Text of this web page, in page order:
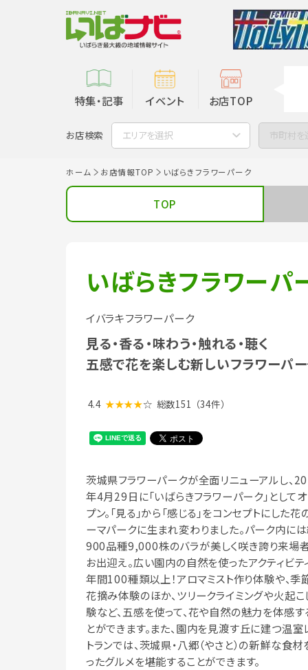
特集・記事 イベント お店TOP
お店検索 エリアを選択 市町村を
ホーム お店情報TOP いばらきフラワーパーク
TOP
いばらきフラワーパ
イバラキフラワーパーク
見る・香る・味わう・触れる・聴く
五感で花を楽しむ新しいフラワーパ
4.4 ★★★★☆ 総数151 （34件）
茨城県フラワーパークが全面リニューアルし、
年4月29日に「いばらきフラワーパーク」として
プン。「見る」から「感じる」をコンセプトにした花
ーマパークに生まれ変わりました。パーク内に
900品種9,000株のバラが美しく咲き誇り来場
お出迎え。広い園内の自然を使ったアクティビテ
年間100種類以上！アロマミスト作り体験や、季
花摘み体験のほか、ツリークライミングや火起
験など、五感を使って、花や自然の魅力を体感す
とができます。また、園内を見渡す丘に建つ温室
トランでは、茨城県・八郷（やさと）の新鮮な食
ったグルメを堪能することができます。